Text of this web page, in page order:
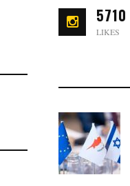
5710
LIKES